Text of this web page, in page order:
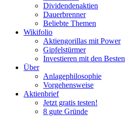
Dividendenaktien
Dauerbrenner
Beliebte Themen
Wikifolio
Aktiengorillas mit Power
Gipfelstürmer
Investieren mit den Besten
Über
Anlagephilosophie
Vorgehensweise
Aktienbrief
Jetzt gratis testen!
8 gute Gründe